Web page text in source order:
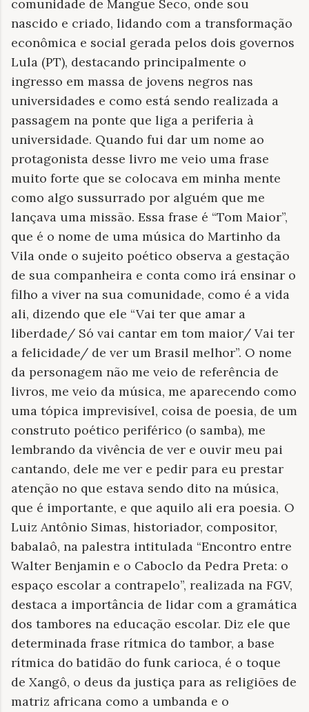
comunidade de Mangue Seco, onde sou
nascido e criado, lidando com a transformação
econômica e social gerada pelos dois governos
Lula (PT), destacando principalmente o
ingresso em massa de jovens negros nas
universidades e como está sendo realizada a
passagem na ponte que liga a periferia à
universidade. Quando fui dar um nome ao
protagonista desse livro me veio uma frase
muito forte que se colocava em minha mente
como algo sussurrado por alguém que me
lançava uma missão. Essa frase é “Tom Maior”,
que é o nome de uma música do Martinho da
Vila onde o sujeito poético observa a gestação
de sua companheira e conta como irá ensinar o
filho a viver na sua comunidade, como é a vida
ali, dizendo que ele “Vai ter que amar a
liberdade/ Só vai cantar em tom maior/ Vai ter
a felicidade/ de ver um Brasil melhor”. O nome
da personagem não me veio de referência de
livros, me veio da música, me aparecendo como
uma tópica imprevisível, coisa de poesia, de um
construto poético periférico (o samba), me
lembrando da vivência de ver e ouvir meu pai
cantando, dele me ver e pedir para eu prestar
atenção no que estava sendo dito na música,
que é importante, e que aquilo ali era poesia. O
Luiz Antônio Simas, historiador, compositor,
babalaô, na palestra intitulada “Encontro entre
Walter Benjamin e o Caboclo da Pedra Preta: o
espaço escolar a contrapelo”, realizada na FGV,
destaca a importância de lidar com a gramática
dos tambores na educação escolar. Diz ele que
determinada frase rítmica do tambor, a base
rítmica do batidão do funk carioca, é o toque
de Xangô, o deus da justiça para as religiões de
matriz africana como a umbanda e o